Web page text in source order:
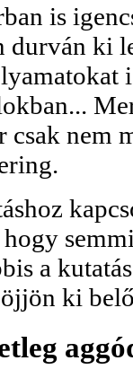
is
durván ki
csak nem
a
ki